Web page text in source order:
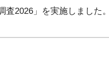
2026」を実施しました。